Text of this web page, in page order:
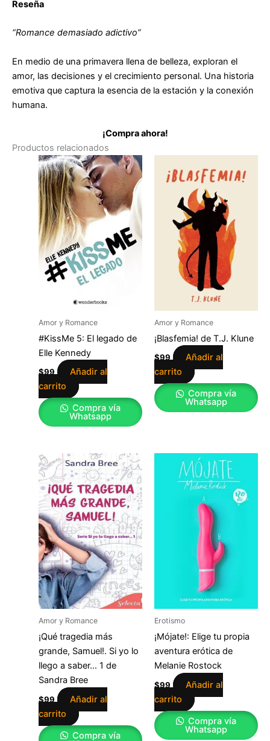
Reseña
“Romance demasiado adictivo”
En medio de una primavera llena de belleza, exploran el
amor, las decisiones y el crecimiento personal. Una historia
emotiva que captura la esencia de la estación y la conexión
humana.
¡Compra ahora!
Productos relacionados
Amor y Romance
#KissMe 5: El legado de
Elle Kennedy
$99
Añadir al
carrito
Compra vía
Whatsapp
Amor y Romance
¡Blasfemia! de T.J. Klune
$99
Añadir al
carrito
Compra vía
Whatsapp
Amor y Romance
¡Qué tragedia más
grande, Samuel!. Si yo lo
llego a saber… 1 de
Sandra Bree
$99
Añadir al
carrito
Compra vía
Erotismo
¡Mójate!: Elige tu propia
aventura erótica de
Melanie Rostock
$99
Añadir al
carrito
Compra vía
Whatsapp